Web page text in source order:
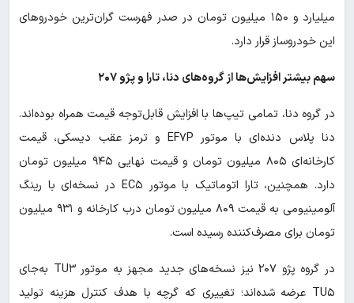
میلیارد و ۱۵۰ میلیون تومان در صدر فهرست گران‌ترین خودروهای
این خودروساز قرار دارد.
سهم بیشتر افزایش‌ها از گروه‌های دنا، تارا و پژو ۲۰۷
در گروه دنا، تمامی تیپ‌ها با افزایش قابل‌توجه قیمت همراه بوده‌اند.
دنا پلاس دنده‌ای با موتور EF۷P و ترمز عقب دیسکی، قیمت
کارخانه‌ای ۸۰۵ میلیون تومان و قیمت نهایی ۹۴۵ میلیون تومان
دارد. همچنین، تارا اتوماتیک با موتور EC۵ در نسخه‌ای با رینگ
آلومینیومی به قیمت ۸۰۹ میلیون تومان درب کارخانه و ۹۳۱ میلیون
تومان برای مصرف‌کننده رسیده است.
در گروه پژو ۲۰۷ نیز نسخه‌های جدید مجهز به موتور TU۳ به‌جای
TU۵ عرضه شده‌اند؛ تغییری که گرچه با هدف کنترل هزینه تولید